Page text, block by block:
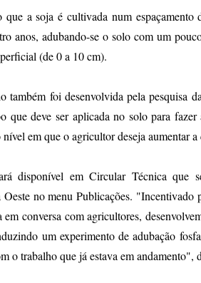
que a soja é cultivada num espaçamento
anos, adubando-se o solo com um
(de 0 a 10 cm).
também foi desenvolvida pela pesquisa
que deve ser aplicada no solo para
em que o agricultor deseja aumentar
disponível em Circular Técnica que
Oeste no menu Publicações.
em conversa com agricultores,
um experimento de adubação
o trabalho que já estava em